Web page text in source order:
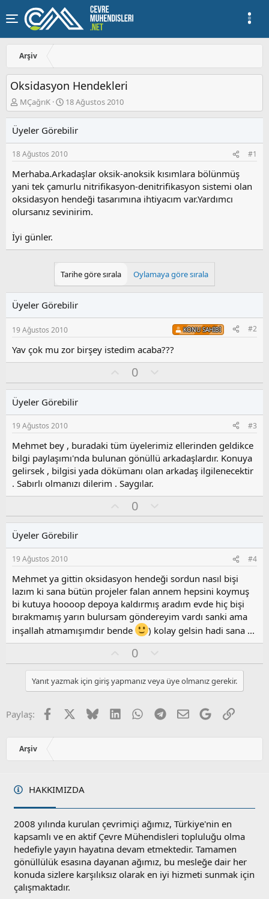
Arşiv
Oksidasyon Hendekleri
K
o
u
y
u
a
ş
l
a
a
n
MÇağrıK
B
a
l
a
n
ı
ç
t
a
i
18 Ağustos 2010
Üyeler Görebilir
18 Ağustos 2010 #1
Merhaba.Arkadaşlar oksik-anoksik kısımlara bölünmüş
yani tek çamurlu nitrifikasyon-denitrifikasyon sistemi olan
oksidasyon hendeği tasarımına ihtiyacım var.Yardımcı
olursanız sevinirim.
İyi günler.
Tarihe göre sırala Oylamaya göre sırala
Üyeler Görebilir
19 Ağustos 2010 KONU SAHIBI #2
Yav çok mu zor birşey istedim acaba???
y
0
l
s
u
z
o
y
a
Üyeler Görebilir
19 Ağustos 2010 #3
Mehmet bey , buradaki tüm üyelerimiz ellerinden geldikce
bilgi paylaşımı'nda bulunan gönüllü arkadaşlardır. Konuya
gelirsek , bilgisi yada dökümanı olan arkadaş ilgilenecektir
. Sabırlı olmanızı dilerim . Saygılar.
y
0
l
s
u
z
o
y
l
a
Üyeler Görebilir
19 Ağustos 2010 #4
Mehmet ya gittin oksidasyon hendeği sordun nasıl bişi
lazım ki sana bütün projeler falan annem hepsini koymuş
bi kutuya hoooop depoya kaldırmış aradım evde hiç bişi
bırakmamış yarın bulursam göndereyim vardı sanki ama
inşallah atmamışımdır bende
) kolay gelsin hadi sana ...
y
l
a
0
l
u
m
u
z
o
l
Yanıt yazmak için giriş yapmanız veya üye olmanız gerekir.
Paylaş: Facebook BlueskyLinkedInWhatsApp
Telegram
E-postaGoogleLink
Arşiv
HAKKIMIZDA
2008 yılında kurulan çevrimiçi ağımız, Türkiye'nin en
kapsamlı ve en aktif Çevre Mühendisleri topluluğu olma
hedefiyle yayın hayatına devam etmektedir. Tamamen
gönüllülük esasına dayanan ağımız, bu mesleğe dair her
konuda sizlere karşılıksız olarak en iyi hizmeti sunmak için
çalışmaktadır.